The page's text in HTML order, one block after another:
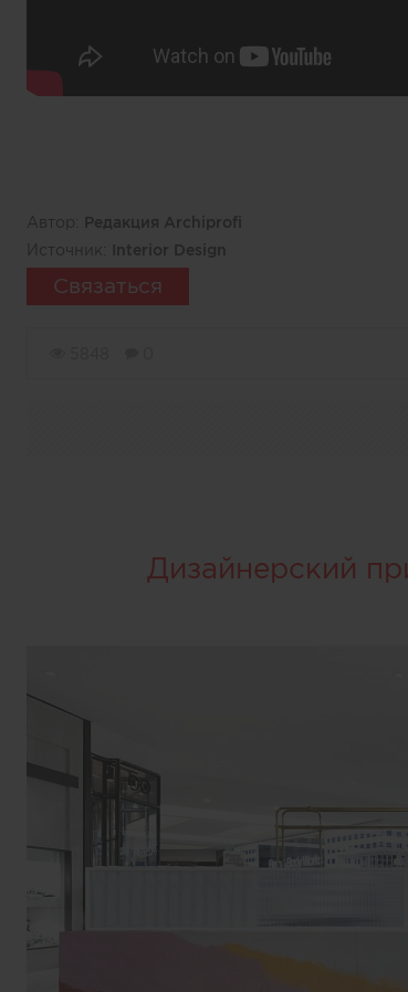
Автор: Редакция Archiprofi
Источник:
Interior Design
Связаться
Дизайнерский